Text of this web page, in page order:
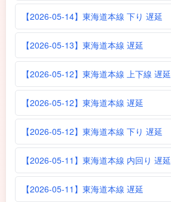
【2026-05-14】東海道本線 下り 遅延
【2026-05-13】東海道本線 遅延
【2026-05-12】東海道本線 上下線 遅延
【2026-05-12】東海道本線 遅延
【2026-05-12】東海道本線 下り 遅延
【2026-05-11】東海道本線 内回り 遅延
【2026-05-11】東海道本線 遅延